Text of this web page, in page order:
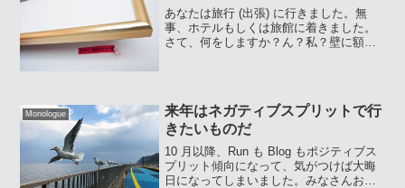
あなたは旅行 (出張) に行きました。無
事、ホテルもしくは旅館に着きました。
さて、何をしますか？ん？私？壁に額縁
オフダが貼ら...
Monologue
来年はネガティブスプリットで行
きたいものだ
10 月以降、Run も Blog もポジティブス
プリット傾向になって、気がつけば大晦
日になってしまいました。みなさんお元